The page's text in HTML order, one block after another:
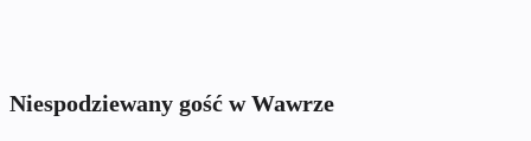
Niespodziewany gość w Wawrze